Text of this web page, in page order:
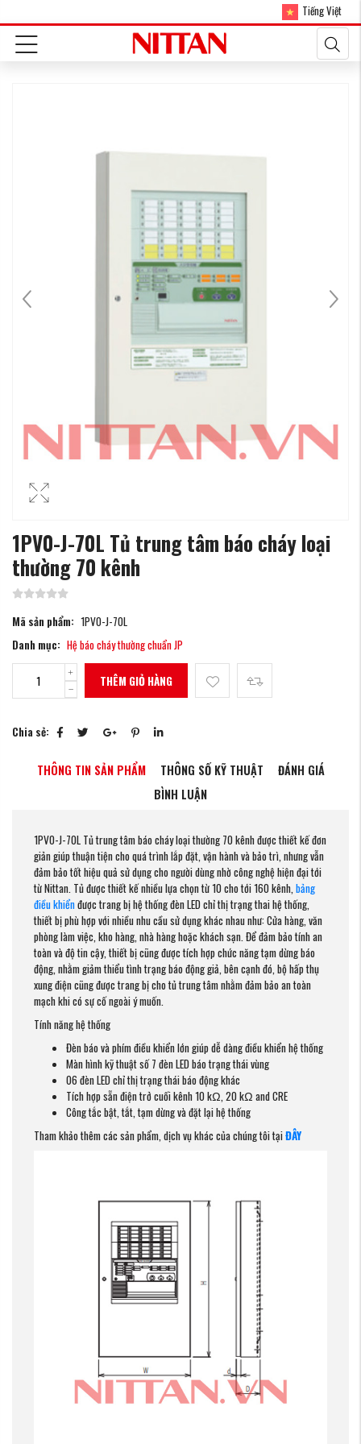
Tiếng Việt
1PV0-J-70L Tủ trung tâm báo cháy loại
thường 70 kênh
Mã sản phẩm: 1PV0-J-70L
Danh mục: Hệ báo cháy thường chuẩn JP
THÊM GIỎ HÀNG
Chia sẻ:
THÔNG TIN SẢN PHẨM THÔNG SỐ KỸ THUẬT
ĐÁNH GIÁ
BÌNH LUẬN
1PV0-J-70L Tủ trung tâm báo cháy loại thường 70 kênh được thiết kế đơn
giản giúp thuận tiện cho quá trình lắp đặt, vận hành và bảo trì, nhưng vẫn
đảm bảo tốt hiệu quả sử dụng cho người dùng nhờ công nghệ hiện đại tới
từ Nittan. Tủ được thiết kế nhiều lựa chọn từ 10 cho tới 160 kênh,bảng
điều khiểnđược trang bị hệ thống đèn LED chỉ thị trạng thai hệ thống,
thiết bị phù hợp với nhiều nhu cầu sử dụng khác nhau như: Cửa hàng, văn
phòng làm việc, kho hàng, nhà hàng hoặc khách sạn. Để đảm bảo tính an
toàn và độ tin cậy, thiết bị cũng được tích hợp chức năng tạm dừng báo
động, nhằm giảm thiểu tình trạng báo động giả, bên cạnh đó, bộ hấp thụ
xung điện cũng được trang bị cho tủ trung tâm nhằm đảm bảo an toàn
mạch khi có sự cố ngoài ý muốn.
Tính năng hệ thống
Đèn báo và phím điều khiển lớn giúp dễ dàng điều khiển hệ thống
Màn hình kỹ thuật số 7 đèn LED báo trạng thái vùng
06 đèn LED chỉ thị trạng thái báo động khác
Tích hợp sẵn điện trở cuối kênh 10 kΩ, 20 kΩ and CRE
Công tắc bật, tắt, tạm dừng và đặt lại hệ thống
Tham khảo thêm các sản phẩm, dịch vụ khác của chúng tôi tạiĐÂY